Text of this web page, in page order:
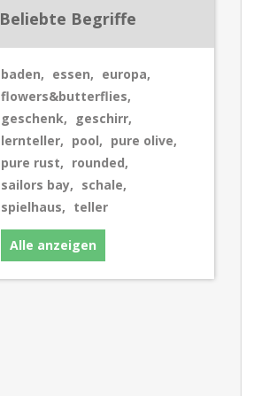
Beliebte Begriffe
baden, essen, europa,
flowers&butterflies,
geschenk, geschirr,
lernteller, pool, pure olive,
pure rust, rounded,
sailors bay, schale,
spielhaus, teller
Alle anzeigen